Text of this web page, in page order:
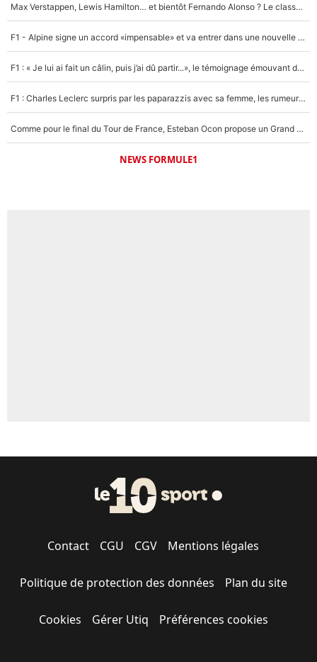
Max Verstappen, Lewis Hamilton… et bientôt Fernando Alonso ? Le classement des pilotes les mieux payés en Formule 1 risque de changer !
F1 - Alpine signe un accord «impensable» et va entrer dans une nouvelle dimension : Grande nouvelle pour Pierre Gasly !
F1 : « Je lui ai fait un câlin, puis j’ai dû partir...», le témoignage émouvant de Max Verstappen sur sa fille
F1 : Charles Leclerc surpris par les paparazzis avec sa femme, les rumeurs étaient vraies !
Comme pour le final du Tour de France, Esteban Ocon propose un Grand Prix de Formule 1 à Paris : «Autour de l’Arc de Triomphe, ce serait génial» !
NEWS FORMULE1
Contact CGU CGV Mentions légales
Politique de protection des données Plan du site
Cookies Gérer Utiq Préférences cookies